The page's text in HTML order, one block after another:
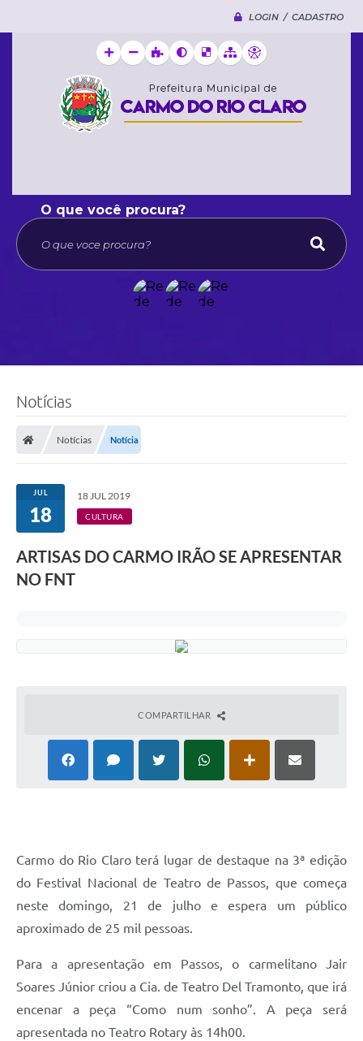
LOGIN / CADASTRO
O que voce procura?
Notícias
Notícias Notícia
JUL
18
18 JUL 2019
CULTURA
ARTISAS DO CARMO IRÃO SE APRESENTAR
NO FNT
COMPARTILHAR
Carmo do Rio Claro terá lugar de destaque na 3ª edição
do Festival Nacional de Teatro de Passos, que começa
neste domingo, 21 de julho e espera um público
aproximado de 25 mil pessoas.
Para a apresentação em Passos, o carmelitano Jair
Soares Júnior criou a Cia. de Teatro Del Tramonto, que irá
encenar a peça “Como num sonho”. A peça será
apresentada no Teatro Rotary às 14h00.